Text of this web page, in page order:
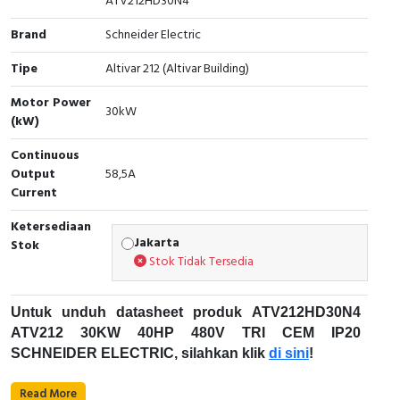
Cable Operated Switch
Signalling Columns
Safety Sensors
Pressure Switch
Ultrasonic & Rotary Encoder
Limit Switch
Inductive Sensors
Photoelectric
Panel Box
Brand
Schneider Electric
Tipe
Altivar 212 (Altivar Building)
Motor Power
(kW)
30kW
Continuous
Output
Current
58,5A
Ketersediaan
Stok
Jakarta
Stok Tidak Tersedia
Untuk unduh datasheet produk ATV212HD30N4
ATV212 30KW 40HP 480V TRI CEM IP20
SCHNEIDER ELECTRIC, silahkan klik di sini!
Karakteristik Teknikal:
Read More